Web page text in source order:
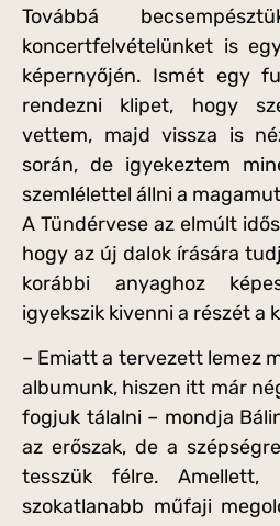
Továbbá
koncertfelvételünket is
képernyőjén. Ismét egy
rendezni klipet, hogy
vettem, majd vissza is
során, de igyekeztem
szemlélettel állni a
A Tündérvese az elmúlt
hogy az új dalok írására
korábbi anyaghoz
igyekszik kivenni a részét a
– Emiatt a tervezett lemez
albumunk, hiszen itt már
fogjuk tálalni – mondja
az erőszak, de a
tesszük félre. Amellett,
szokatlanabb műfaji